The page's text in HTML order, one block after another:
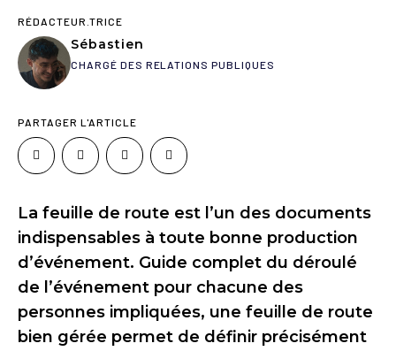
RÉDACTEUR.TRICE
Sébastien
CHARGÉ DES RELATIONS PUBLIQUES
PARTAGER L'ARTICLE
La feuille de route est l’un des documents
indispensables à toute bonne production
d’événement. Guide complet du déroulé
de l’événement pour chacune des
personnes impliquées, une feuille de route
bien gérée permet de définir précisément